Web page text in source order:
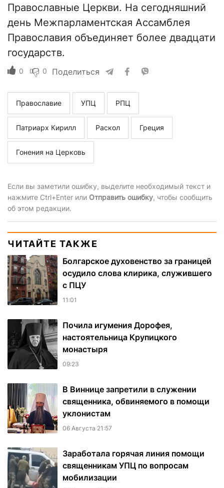
Православные Церкви. На сегодняшний
день Межпарламентская Ассамблея
Православия объединяет более двадцати
государств.
0 0 Поделиться
Православие УПЦ РПЦ
Патриарх Кирилл Раскол Греция
Гонения на Церковь
Если вы заметили ошибку, выделите необходимый текст и
нажмите Ctrl+Enter или Отправить ошибку, чтобы сообщить
об этом редакции.
ЧИТАЙТЕ ТАКЖЕ
Болгарское духовенство за границей
осудило слова клирика, служившего
с ПЦУ
11:01
Почила игумения Дорофея,
настоятельница Крупицкого
монастыря
09:23
В Виннице запретили в служении
священника, обвиняемого в помощи
уклонистам
06 Августа 21:57
Заработала горячая линия помощи
священникам УПЦ по вопросам
мобилизации